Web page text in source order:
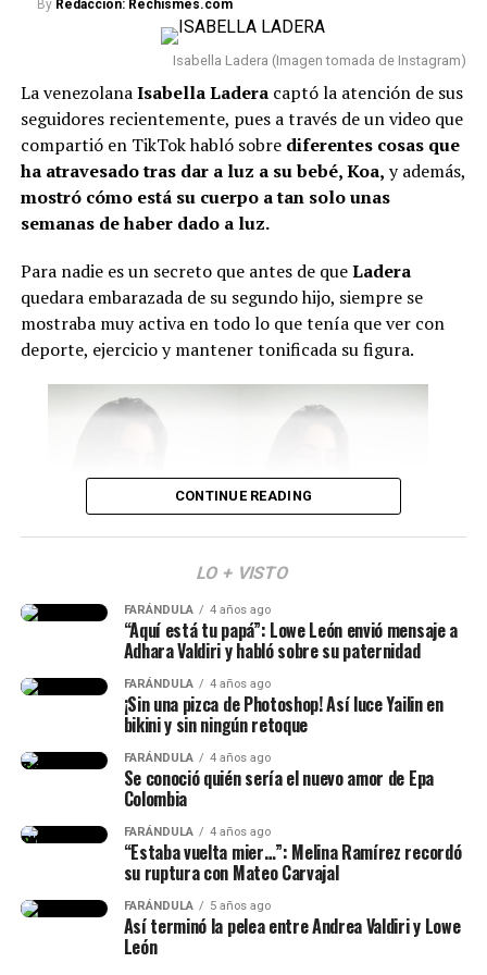
y Gilmar Pisas, de Curazao, en representación del
Reino de los Países Bajos.
vicepresidentes de Perú y Guatemala.
Lee también: “No compaginamos”: Juanda Caribe
habló de Sheila Gandara y reveló cómo está su
relación actualmente
Con respecto a los expresidentes del país, asistirán
Duque, César Gaviria y Andrés Pastrana.
embargo, aún hay incertidumbre sobre si Álvaro Uribe
hará acto de presencia.
Por último, se conoció que durante esta jornada se
firmarán nuevosdecretos relacionados con temas de
salud, seguridad y reducción de costos en contratos
públicos. Además, se posesionarán los ministros y se
Cabe señalar que Abelardo ya envió un mensaje sobre lo
que será este día.
“Mi posesión será mucho
más que una ceremonia.
Será la primera
demostración de que la
descentralización deja de
ser un discurso para
convertirse en una realidad.
La Patria Milagro se
construye desde las
regiones, porque cuando
las regiones prosperan,
By Redacción: Rechismes.com
Isabella Ladera (Imagen tomada de Instagram)
La venezolanaIsabella Laderacaptó la atención de sus
seguidores recientemente, pues a través de un video que
compartió en TikTok habló sobrediferentes cosas que
ha atravesado tras dar a luz a su bebé, Koa, y además,
mostró cómo está su cuerpo a tan solo unas
semanas de haber dado a luz.
Para nadie es un secreto que antes de queLadera
quedara embarazada de su segundo hijo, siempre se
mostraba muy activa en todo lo que tenía que ver con
deporte, ejercicio y mantener tonificada su figura.
Isabella Ladera (Imagen tomada de IG)
Y en esta oportunidad, Isabella habló de los c
que ha atravesado su cuerpo tras el embarazoy
no siempre hay cuerpos perfectos después
de parir.
“Te voy a mostrar como tengo
mi cuerpo tres semanas
después de dar a luz. Y ya
cuando comience a entrenar,
te voy a mostrar el proceso
CONTINUE READING
LO + VISTO
FARÁNDULA 4 años ago
“Aquí está tu papá”: Lowe León envió mensaje a
Adhara Valdiri y habló sobre su paternidad
FARÁNDULA 4 años ago
¡Sin una pizca de Photoshop! Así luce Yailin en
bikini y sin ningún retoque
FARÁNDULA 4 años ago
Se conoció quién sería el nuevo amor de Epa
Colombia
FARÁNDULA 4 años ago
“Estaba vuelta mier…”: Melina Ramírez recordó
su ruptura con Mateo Carvajal
FARÁNDULA 5 años ago
Así terminó la pelea entre Andrea Valdiri y Lowe
León